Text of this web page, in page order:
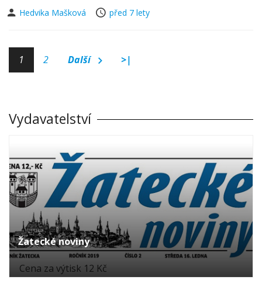
Hedvika Mašková
před 7 lety
1 2 Další >|
Vydavatelství
Žatecké noviny
Cena za výtisk 12 Kč